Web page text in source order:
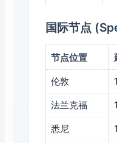
国际节点
节点位置
伦敦
法兰克福
悉尼